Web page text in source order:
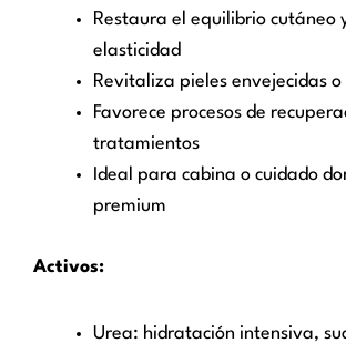
Restaura el equilibrio cutáneo
elasticidad
Revitaliza pieles envejecidas
Favorece procesos de
tratamientos
Ideal para cabina o cuidado
premium
Activos:
Urea: hidratación intensiva,